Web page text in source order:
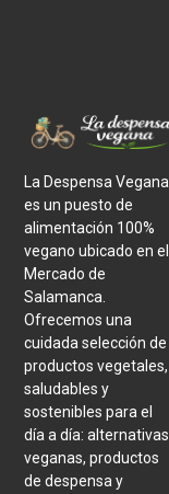
La Despensa Vegana
es un puesto de
alimentación 100%
vegano ubicado en el
Mercado de
Salamanca.
Ofrecemos una
cuidada selección de
productos vegetales,
saludables y
sostenibles para el
día a día: alternativas
veganas, productos
de despensa y